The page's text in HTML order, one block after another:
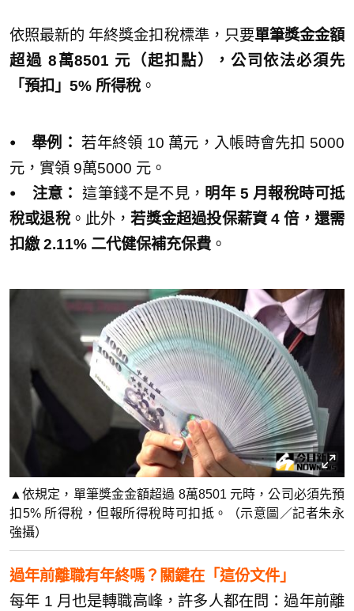
依照最新的 年終獎金扣稅標準，只要單筆獎金金額
超過 8萬8501 元（起扣點），公司依法必須先
「預扣」5% 所得稅。
⦁ 舉例： 若年終領 10 萬元，入帳時會先扣 5000
元，實領 9萬5000 元。
⦁ 注意：
這筆錢不是不見， 明年 5 月報稅時可抵
稅或退稅。此外，若獎金超過投保薪資 4 倍，還需
扣繳 2.11% 二代健保補充保費 。
▲依規定，單筆獎金金額超過 8萬8501 元時，公司必須先預
扣5% 所得稅，但報所得稅時可扣抵。（示意圖／記者朱永
強攝）
過年前離職有年終嗎？關鍵在「這份文件」
每年 1 月也是轉職高峰，許多人都在問：過年前離